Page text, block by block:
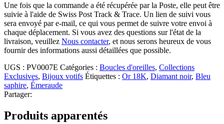
Une fois que la commande a été récupérée par la Poste, elle peut être
suivie à l'aide de Swiss Post Track & Trace. Un lien de suivi vous
sera envoyé par e-mail, ce qui vous permet de suivre votre envoi à
chaque déplacement. Si vous avez des questions sur l'état de la
livraison, veuillez Nous contacter, et nous serons heureux de vous
fournir des informations aussi détaillées que possible.
UGS : PV0007E Catégories : Boucles d'oreilles, Collections
Exclusives, Bijoux votifs Étiquettes : Or 18K, Diamant noir, Bleu
saphire, Émeraude
Partager:
Produits apparentés